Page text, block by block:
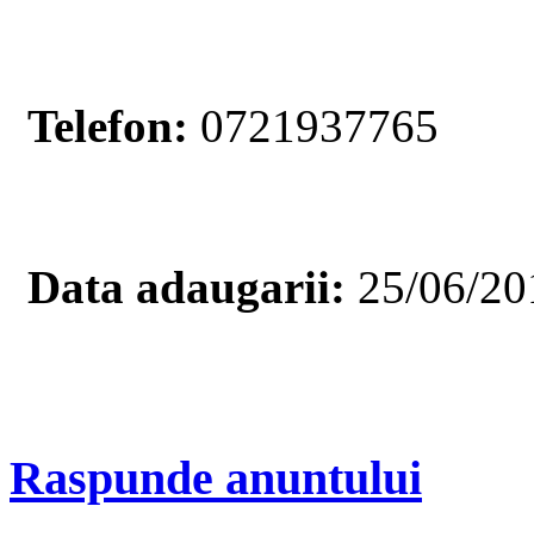
Telefon: 0721937765
Data adaugarii: 25/06/
Raspunde anuntului